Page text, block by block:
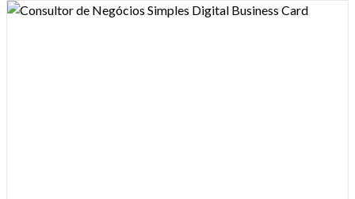
Design preview image